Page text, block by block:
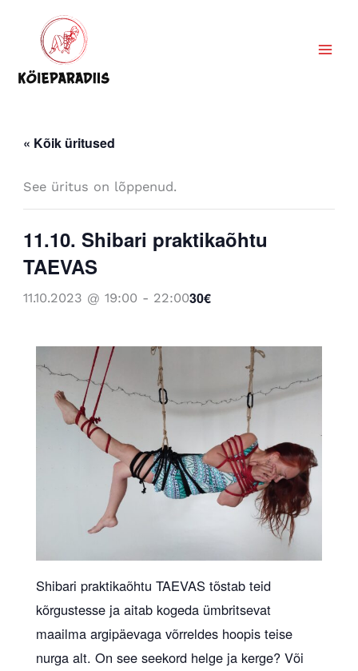
content
« Kõik üritused
See üritus on lõppenud.
11.10. Shibari praktikaõhtu
TAEVAS
11.10.2023 @ 19:00 - 22:0030€
Shibari praktikaõhtu TAEVAS tõstab teid
kõrgustesse ja aitab kogeda ümbritsevat
maailma argipäevaga võrreldes hoopis teise
nurga alt. On see seekord helge ja kerge? Või